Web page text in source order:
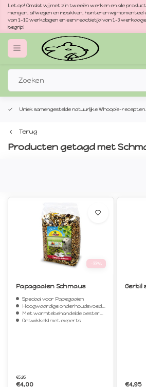
Let op! Omdat wij met z'n tweeën werken en alle
mengen, afwegen en inpakken, hanteren wij
van 1–10 werkdagen en een reactietijd van 1–3
begrip!
Uniek samengestelde natuurlijke Whoopie-recepten.
Terug
Producten getagd met
-33%
Papagaaien Schmaus
Speciaal voor Papegaaien
Hoogwaardige onderhoudsvoeding
Met warmtebehandelde oesterschelpen
Ontwikkeld met experts
€5,95
€4,00
Gerbil
€4,95